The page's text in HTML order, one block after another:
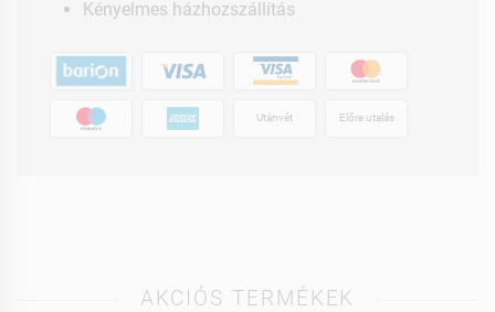
Kényelmes házhozszállítás
Utánvét Előre utalás
AKCIÓS TERMÉKEK